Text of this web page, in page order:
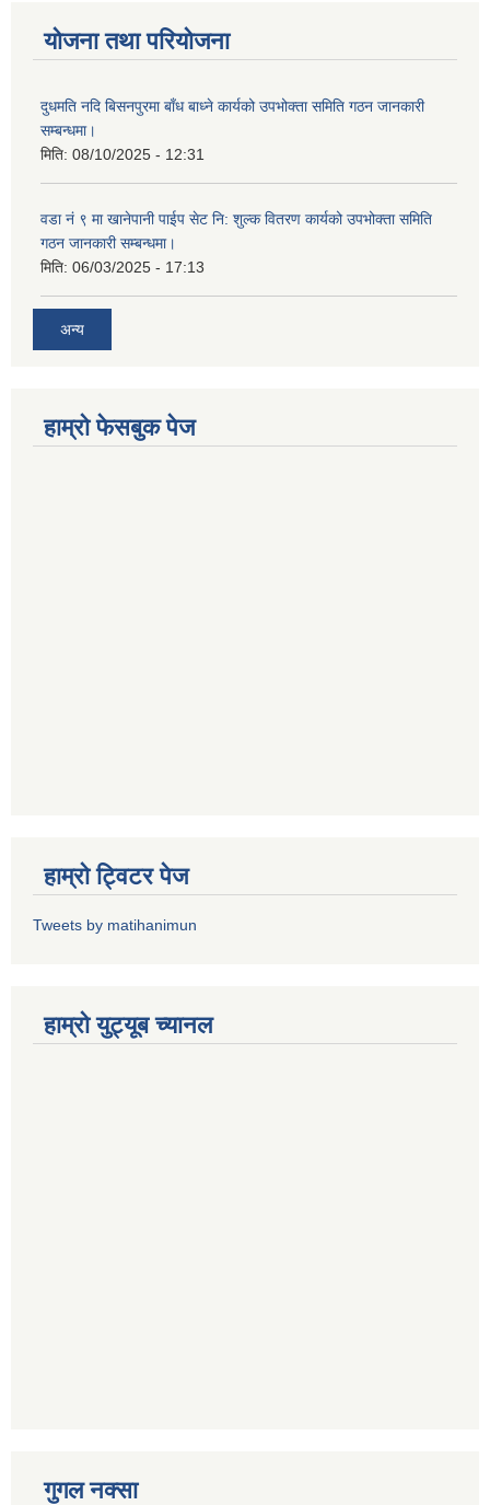
योजना तथा परियोजना
दुधमति नदि बिसनपुरमा बाँध बाध्ने कार्यको उपभोक्ता समिति गठन जानकारी
सम्बन्धमा।
मिति: 08/10/2025 - 12:31
वडा नं ९ मा खानेपानी पाईप सेट नि: शुल्क वितरण कार्यको उपभोक्ता समिति
गठन जानकारी सम्बन्धमा।
मिति: 06/03/2025 - 17:13
अन्य
हाम्राे फेसबुक पेज
हाम्राे ट्विटर पेज
Tweets by matihanimun
हाम्रो युट्यूब च्यानल
गुगल नक्सा